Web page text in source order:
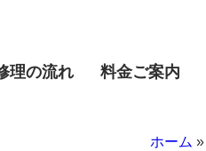
理の流れ 料金ご案内
ホーム »